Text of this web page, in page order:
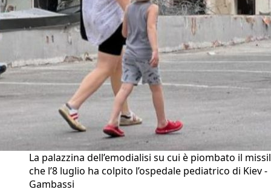
La palazzina dell’emodialisi su cui è piombato il
che l’8 luglio ha colpito l’ospedale pediatrico di Kiev -
Gambassi